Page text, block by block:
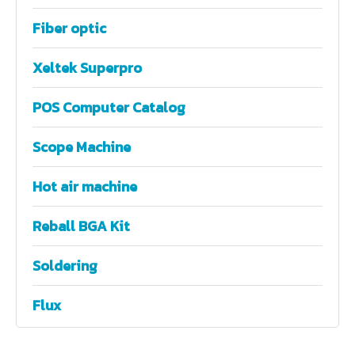
Fiber optic
Xeltek Superpro
POS Computer Catalog
Scope Machine
Hot air machine
Reball BGA Kit
Soldering
Flux